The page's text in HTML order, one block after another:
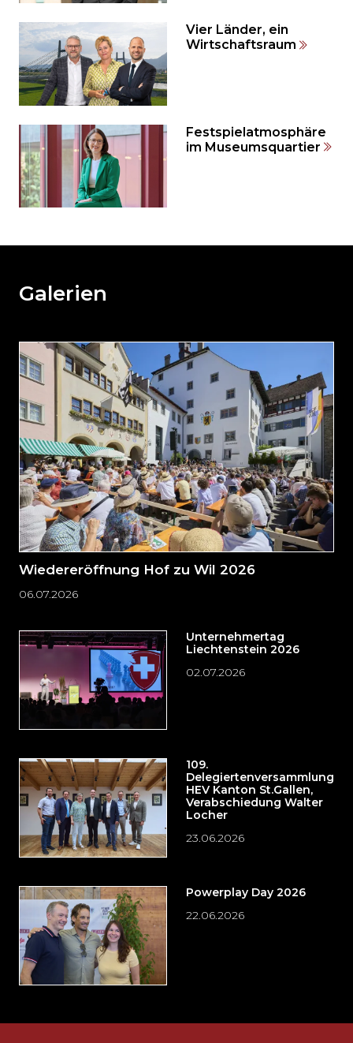
springen?
Vier Länder, ein
Wirtschaftsraum
Festspielatmosphäre
im Museumsquartier
weiteren
und
direkt
zum
Seitenende
springen?
Galerien
Wiedereröffnung Hof zu Wil 2026
06.07.2026
Unternehmertag
Liechtenstein 2026
02.07.2026
109.
Delegiertenversammlung
HEV Kanton St.Gallen,
Verabschiedung Walter
Locher
23.06.2026
Powerplay Day 2026
22.06.2026